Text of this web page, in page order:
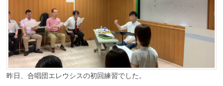
昨日、合唱団エレウシスの初回練習でした。